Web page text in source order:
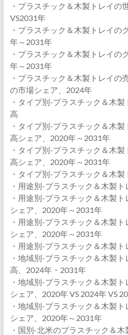
・プラスチック＆木製トレイの
VS2031年
・プラスチック＆木製トレイの
年～2031年
・プラスチック＆木製トレイの
年～2031年
・プラスチック＆木製トレイの
の市場シェア、2024年
・タイプ別-プラスチック＆木
高
・タイプ別-プラスチック＆木
高シェア、2020年～2031年
・タイプ別-プラスチック＆木
高シェア、2020年～2031年
・タイプ別-プラスチック＆木
・用途別-プラスチック＆木製
・用途別-プラスチック＆木製
シェア、2020年～2031年
・用途別-プラスチック＆木製
シェア、2020年～2031年
・用途別-プラスチック＆木製
・地域別-プラスチック＆木製
高、2024年・2031年
・地域別-プラスチック＆木製
シェア、2020年 VS 2024年 VS
・地域別-プラスチック＆木製
シェア、2020年～2031年
・国別-北米のプラスチック＆木